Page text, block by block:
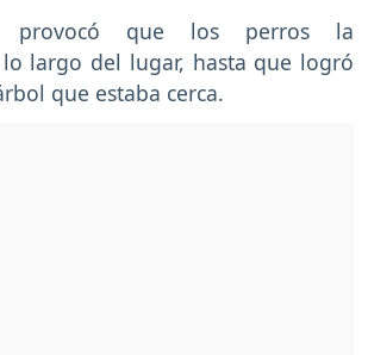
provocó que los perros la
largo del lugar, hasta que logró
que estaba cerca.